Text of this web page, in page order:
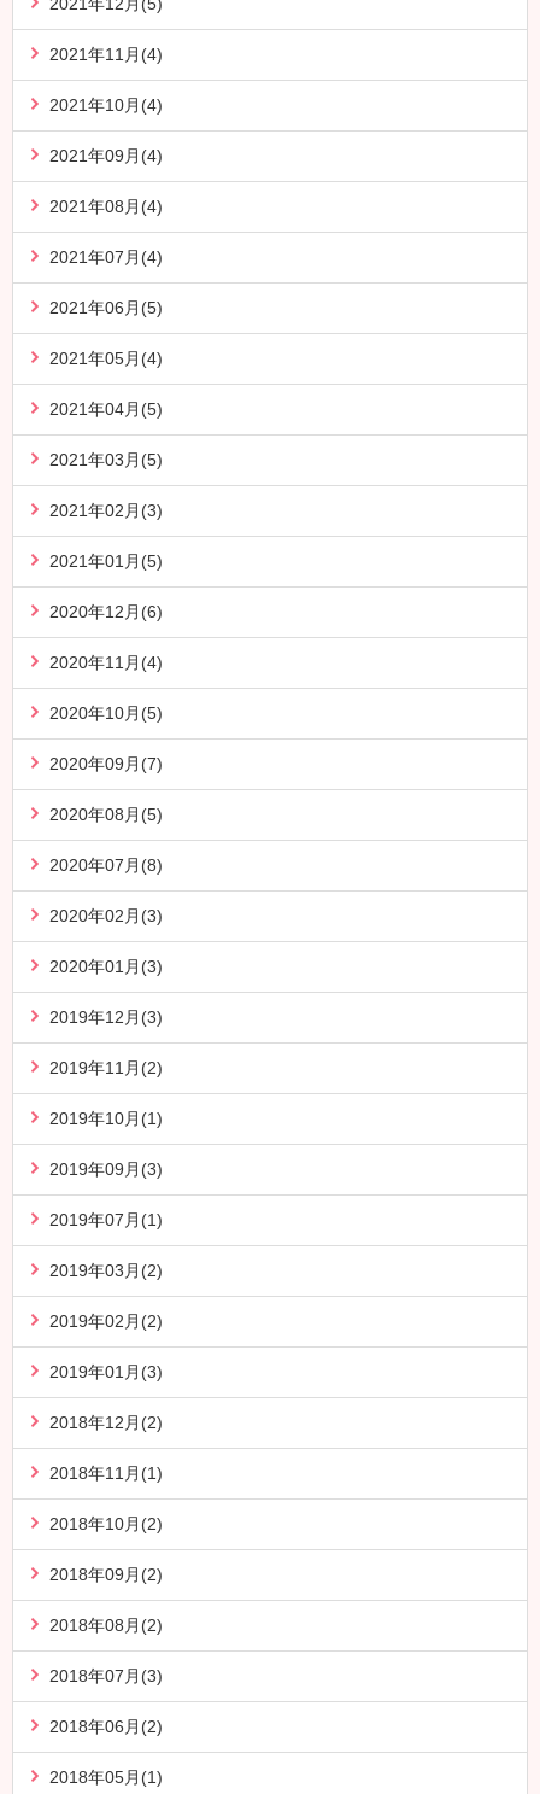
2021年11月(4)
2021年10月(4)
2021年09月(4)
2021年08月(4)
2021年07月(4)
2021年06月(5)
2021年05月(4)
2021年04月(5)
2021年03月(5)
2021年02月(3)
2021年01月(5)
2020年12月(6)
2020年11月(4)
2020年10月(5)
2020年09月(7)
2020年08月(5)
2020年07月(8)
2020年02月(3)
2020年01月(3)
2019年12月(3)
2019年11月(2)
2019年10月(1)
2019年09月(3)
2019年07月(1)
2019年03月(2)
2019年02月(2)
2019年01月(3)
2018年12月(2)
2018年11月(1)
2018年10月(2)
2018年09月(2)
2018年08月(2)
2018年07月(3)
2018年06月(2)
2018年05月(1)